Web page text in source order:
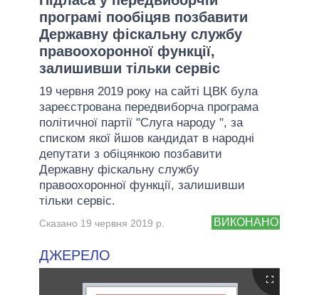
програмі пообіцяв позбавити
Державну фіскальну службу
правоохоронної функції,
залишивши тільки сервіс
19 червня 2019 року на сайті ЦВК була
зареєстрована передвиборча програма
політичної партії "Слуга народу ", за
списком якої йшов кандидат в народні
депутати з обіцянкою позбавити
Державну фіскальну службу
правоохоронної функції, залишивши
тільки сервіс.
ВИКОНАНО
Сказано 19 червня 2019 р.
ДЖЕРЕЛО